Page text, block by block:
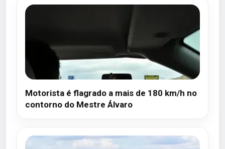
Motorista é flagrado a mais de 180 km/h no
contorno do Mestre Álvaro